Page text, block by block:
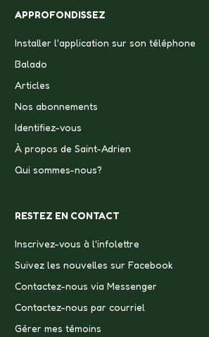
APPROFONDISSEZ
Installer l'application sur son téléphone
Balado
Articles
Nos abonnements
Identifiez-vous
À propos de Saint-Adrien
Qui sommes-nous?
RESTEZ EN CONTACT
Inscrivez-vous à l'infolettre
Suivez les nouvelles sur Facebook
Contactez-nous via Messenger
Contactez-nous par courriel
Gérer mes témoins